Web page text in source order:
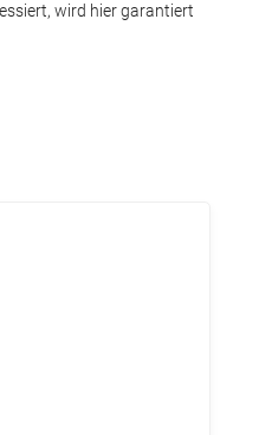
wird hier garantiert